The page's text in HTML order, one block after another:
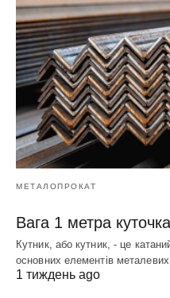
МЕТАЛОПРОКАТ
Вага 1 метра
Кутник, або кутник, - це
основних елементів металевих
1 тиждень ago